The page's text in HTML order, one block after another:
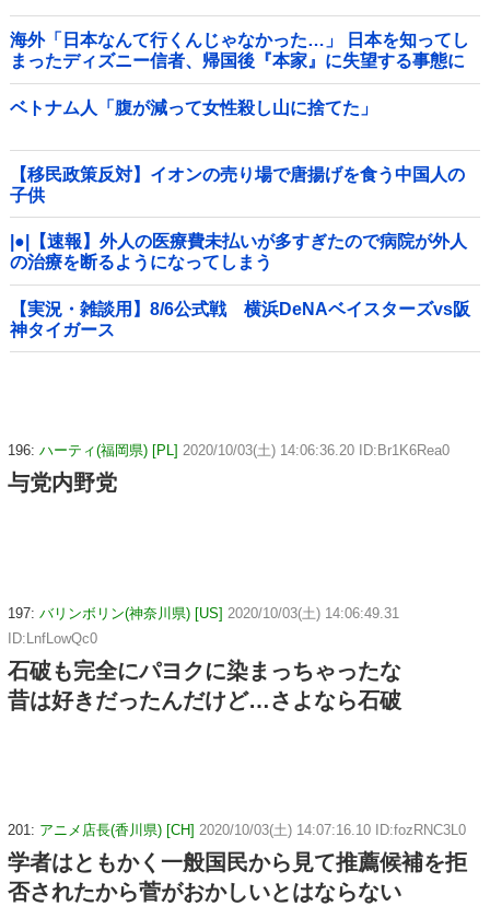
海外「日本なんて行くんじゃなかった…」 日本を知ってし
まったディズニー信者、帰国後『本家』に失望する事態に
ベトナム人「腹が減って女性殺し山に捨てた」
【移民政策反対】イオンの売り場で唐揚げを食う中国人の
子供
|●|【速報】外人の医療費未払いが多すぎたので病院が外人
の治療を断るようになってしまう
【実況・雑談用】8/6公式戦 横浜DeNAベイスターズvs阪
神タイガース
196: ハーティ(福岡県) [PL] 2020/10/03(土) 14:06:36.20 ID:Br1K6Rea0
与党内野党
197: バリンボリン(神奈川県) [US] 2020/10/03(土) 14:06:49.31
ID:LnfLowQc0
石破も完全にパヨクに染まっちゃったな
昔は好きだったんだけど…さよなら石破
201: アニメ店長(香川県) [CH] 2020/10/03(土) 14:07:16.10 ID:fozRNC3L0
学者はともかく一般国民から見て推薦候補を拒
否されたから菅がおかしいとはならない